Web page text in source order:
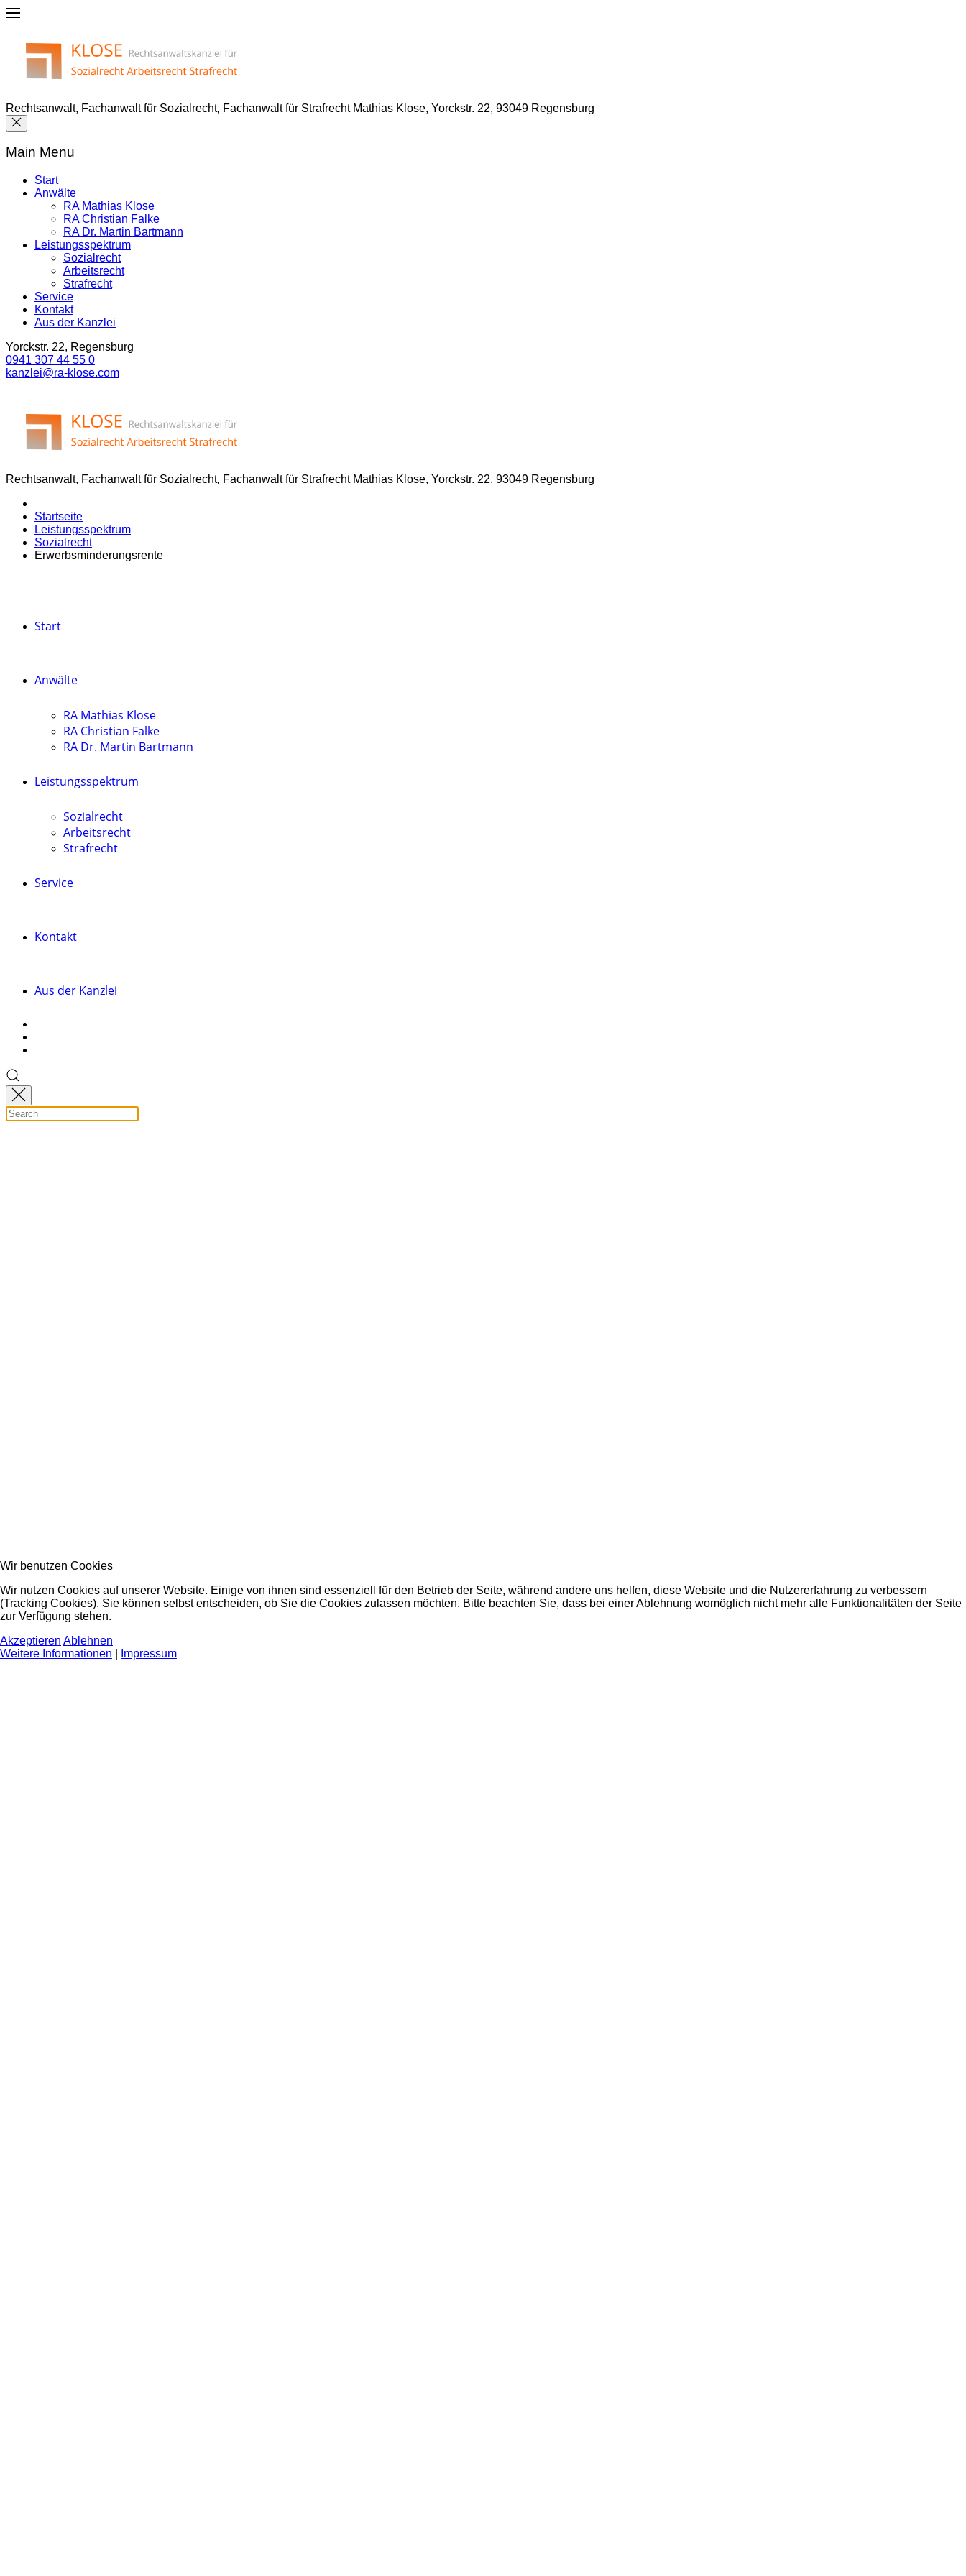
Rechtsanwalt, Fachanwalt für Sozialrecht, Fachanwalt für Strafrecht Mathias Klose, Yorckstr. 22, 93049 Regensburg
Main Menu
Start
Anwälte
RA Mathias Klose
RA Christian Falke
RA Dr. Martin Bartmann
Leistungsspektrum
Sozialrecht
Arbeitsrecht
Strafrecht
Service
Kontakt
Aus der Kanzlei
Yorckstr. 22, Regensburg
0941 307 44 55 0
kanzlei@ra-klose.com
Rechtsanwalt, Fachanwalt für Sozialrecht, Fachanwalt für Strafrecht Mathias Klose, Yorckstr. 22, 93049 Regensburg
Startseite
Leistungsspektrum
Sozialrecht
Erwerbsminderungsrente
Start
Anwälte
RA Mathias Klose
RA Christian Falke
RA Dr. Martin Bartmann
Leistungsspektrum
Sozialrecht
Arbeitsrecht
Strafrecht
Service
Kontakt
Aus der Kanzlei
Wir benutzen Cookies
Wir nutzen Cookies auf unserer Website. Einige von ihnen sind essenziell für den Betrieb der Seite, während andere uns helfen, diese Website und die Nutzererfahrung zu verbessern
(Tracking Cookies). Sie können selbst entscheiden, ob Sie die Cookies zulassen möchten. Bitte beachten Sie, dass bei einer Ablehnung womöglich nicht mehr alle Funktionalitäten der Seite
zur Verfügung stehen.
Akzeptieren Ablehnen
Weitere Informationen
Impressum